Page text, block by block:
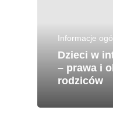
Informacje
Dzieci w
– prawa i
rodziców